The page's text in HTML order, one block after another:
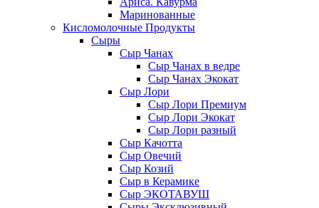
Маринованные
Кисломолочные Продукты
Сыры
Сыр Чанах
Сыр Чанах в ведре
Сыр Чанах Экокат
Сыр Лори
Сыр Лори Премиум
Сыр Лори Экокат
Сыр Лори разный
Сыр Качотта
Сыр Овечий
Сыр Козий
Сыр в Керамике
Сыр ЭКОТАВУШ